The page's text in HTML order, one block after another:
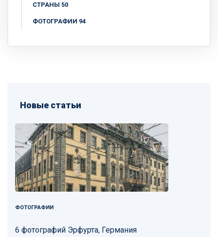
СТРАНЫ 50
ФОТОГРАФИИ 94
Новые статьи
ФОТОГРАФИИ
6 фотографий Эрфурта, Германия